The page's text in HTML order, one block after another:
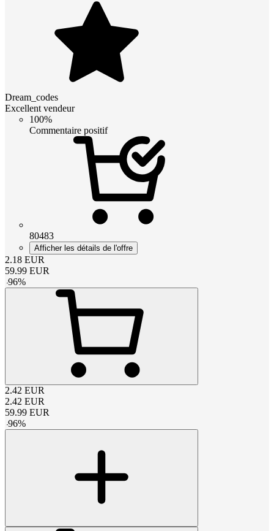
Dream_codes
Excellent vendeur
100%
Commentaire positif
80483
Afficher les détails de l'offre
2.18 EUR
59.99 EUR
-96%
2.42 EUR
2.42 EUR
59.99 EUR
-96%